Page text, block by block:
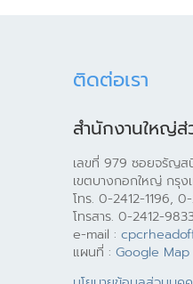
ติดต่อเรา
สำนักงานใหญ่
เลขที่ 979 ซอยจรัญส
เขตบางกอกใหญ่ กรุ
โทร. 0-2412-1196,
โทรสาร. 0-2412-
e-mail :
แผนที่ : Google Map